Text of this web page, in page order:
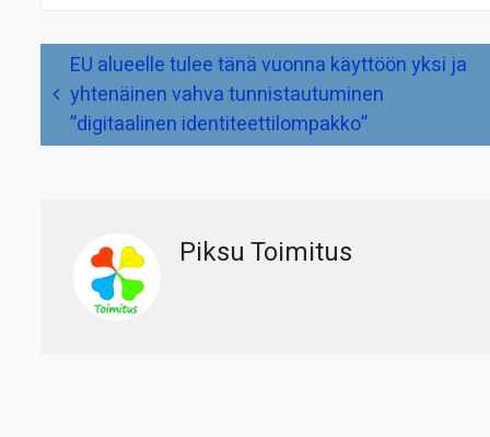
Artikkelien
selausEU alueelle tulee tänä vuonna käyttöön yksi ja
yhtenäinen vahva tunnistautuminen
”digitaalinen identiteettilompakko”
Piksu Toimitus